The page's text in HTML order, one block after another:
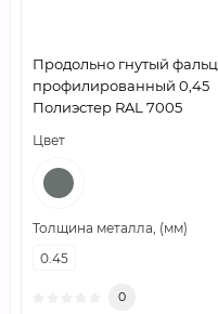
Продольно гнутый фальц
профилированный 0,45
Полиэстер RAL 7005
Цвет
Толщина металла, (мм)
0.45
0